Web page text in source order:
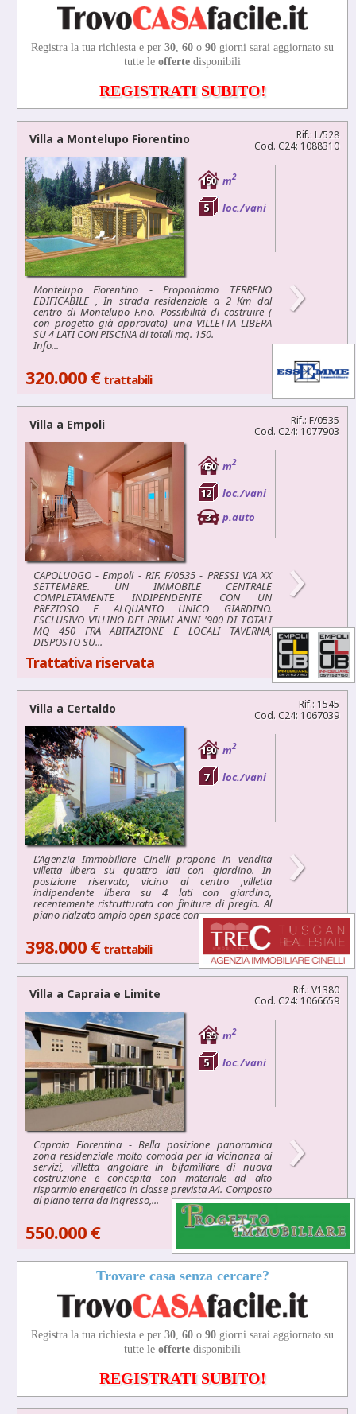
Registra la tua richiesta e per 30 60 o 90 giorni sarai aggiornato su
tutte le offerte disponibili
REGISTRATI SUBITO!
Rif.: L/528
Cod. C24: 1088310
Villa a Montelupo Fiorentino
150 m2
5 loc./vani
Montelupo Fiorentino - Proponiamo TERRENO
EDIFICABILE , In strada residenziale a 2 Km dal
centro di Montelupo F.no. Possibilità di costruire (
con progetto già approvato) una VILLETTA LIBERA
SU 4 LATI CON PISCINA di totali mq. 150.
Info...
›
320.000 € trattabili
Rif.: F/0535
Cod. C24: 1077903
Villa a Empoli
450 m2
12
loc./vani
3
p.auto
CAPOLUOGO - Empoli - RIF. F/0535 - PRESSI VIA XX
SETTEMBRE. UN IMMOBILE CENTRALE
COMPLETAMENTE INDIPENDENTE CON UN
PREZIOSO E ALQUANTO UNICO GIARDINO.
ESCLUSIVO VILLINO DEI PRIMI ANNI '900 DI TOTALI
MQ 450 FRA ABITAZIONE E LOCALI TAVERNA,
DISPOSTO SU...
›
Trattativa riservata
Rif.: 1545
Cod. C24: 1067039
Villa a Certaldo
190 m2
7 loc./vani
L'Agenzia Immobiliare Cinelli propone in vendita
villetta libera su quattro lati con giardino. In
posizione riservata, vicino al centro ,villetta
indipendente libera su 4 lati con giardino,
recentemente ristrutturata con finiture di pregio. Al
piano rialzato ampio open space con...
›
398.000 € trattabili
Rif.: V1380
Cod. C24: 1066659
Villa a Capraia e Limite
135 m2
5 loc./vani
Capraia Fiorentina - Bella posizione panoramica
zona residenziale molto comoda per la vicinanza ai
servizi, villetta angolare in bifamiliare di nuova
costruzione e concepita con materiale ad alto
risparmio energetico in classe prevista A4. Composto
al piano terra da ingresso,...
›
550.000 €
Trovare casa senza cercare?
Registra la tua richiesta e per 30 60 o 90 giorni sarai aggiornato su
tutte le offerte disponibili
REGISTRATI SUBITO!